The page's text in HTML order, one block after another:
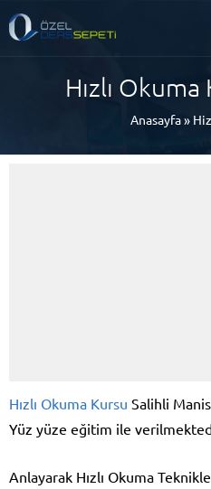
Hızlı
Anasayfa»
Hızlı Okuma Kursu Salihli
Yüz yüze eğitim ile
Anlayarak Hızlı Okuma